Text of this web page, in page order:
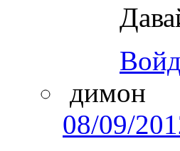
димон
08/09/